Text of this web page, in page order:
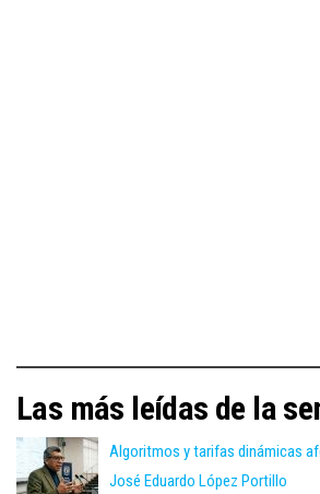
Las más leídas de la
Algoritmos y tarifas dinámicas
José Eduardo López Portillo